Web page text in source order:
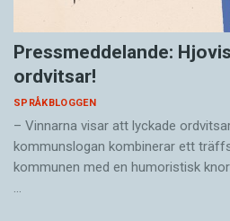
Pressmeddelande:
ordvitsar!
SPRÅKBLOGGEN
– Vinnarna visar att lyckade
kommunslogan kombinerar ett
kommunen med en humoristisk
…